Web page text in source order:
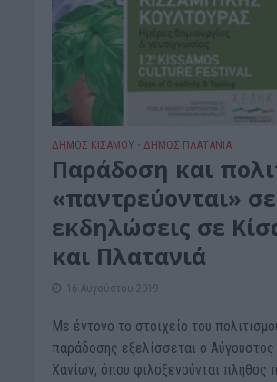
ΔΉΜΟΣ ΚΙΣΆΜΟΥ • ΔΉΜΟΣ ΠΛΑΤΑΝΙΆ
Παράδοση και
«παντρεύονται» σε
εκδηλώσεις σε
και Πλατανιά
16 Αυγούστου 2019
Με έντονο το στοιχείο του
παράδοσης εξελίσσεται ο
Χανίων, όπου φιλοξενούνται πλήθος